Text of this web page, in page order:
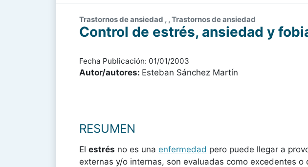
Trastornos de ansiedad , , Trastornos de ansiedad
Control de estrés, ansiedad y
Fecha Publicación: 01/01/2003
Autor/autores: Esteban Sánchez Martín
RESUMEN
El estrés no es una enfermedad pero puede llegar a
externas y/o internas, son evaluadas como excedentes